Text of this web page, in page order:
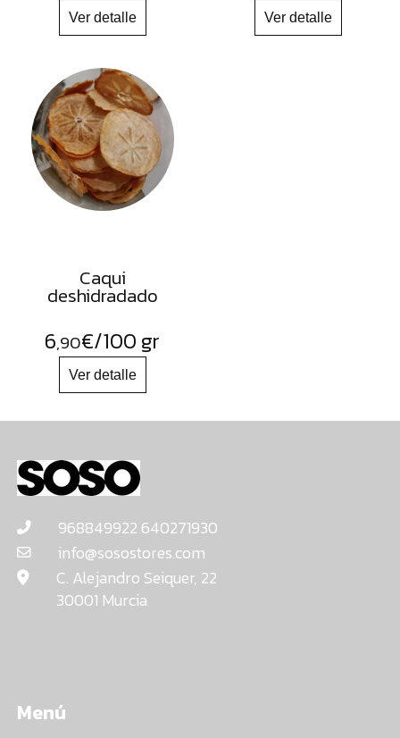
Caqui
deshidradado
6,90€/100 gr
968849922 640271930
info@sosostores.com
C. Alejandro Seiquer, 22
30001 Murcia
Menú